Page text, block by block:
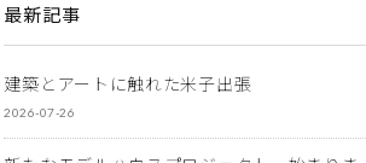
最新記事
建築とアートに触れた米子出張
2026-07-26